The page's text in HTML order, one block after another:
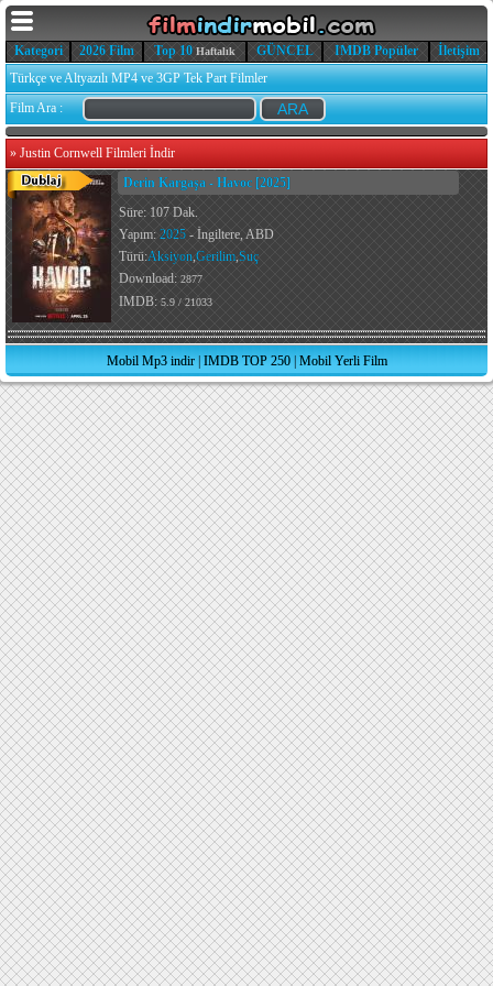
Kategori 2026 Film Top 10 Haftalık GÜNCEL IMDB Popüler
İletişim
Türkçe ve Altyazılı MP4 ve 3GP Tek Part Filmler
Film Ara :
» Justin Cornwell Filmleri İndir
Derin Kargaşa - Havoc [2025]
Süre: 107 Dak.
Yapım: 2025 - İngiltere, ABD
Türü:Aksiyon,Gerilim,Suç
Download: 2877
IMDB: 5.9 / 21033
Mobil Mp3 indir| IMDB TOP 250| Mobil Yerli Film